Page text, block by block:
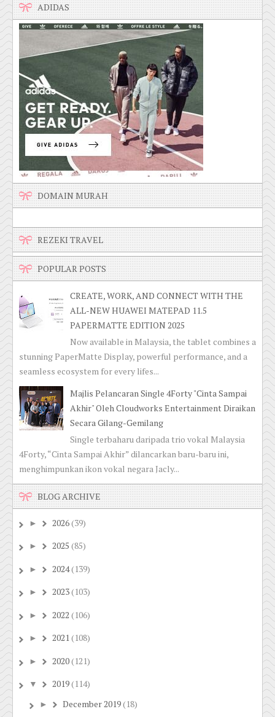
ADIDAS
DOMAIN MURAH
REZEKI TRAVEL
POPULAR POSTS
CREATE, WORK, AND CONNECT WITH THE
ALL-NEW HUAWEI MATEPAD 11.5
PAPERMATTE EDITION 2025
Now available in Malaysia, the tablet combines a
stunning PaperMatte Display, powerful performance, and a
seamless ecosystem for every lifes...
Majlis Pelancaran Single 4Forty "Cinta Sampai
Akhir" Oleh Cloudworks Entertainment Diraikan
Secara Gilang-Gemilang
Single terbaharu daripada trio vokal Malaysia
4Forty, “Cinta Sampai Akhir” dilancarkan baru-baru ini,
menghimpunkan ikon vokal negara Jacly...
BLOG ARCHIVE
► 2026(39)
► 2025 (85)
► 2024(139)
► 2023(103)
► 2022 (106)
► 2021(108)
► 2020(121)
▼ 2019(114)
► December 2019(18)